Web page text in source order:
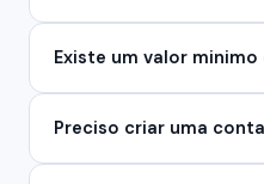
Existe um valor
Preciso criar uma